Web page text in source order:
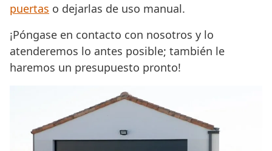
puertas o dejarlas de uso manual.
¡Póngase en contacto con nosotros y lo
atenderemos lo antes posible; también le
haremos un presupuesto pronto!